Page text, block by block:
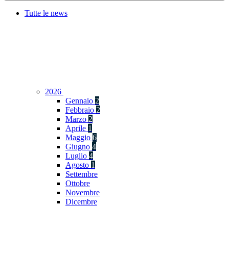
Tutte le news
2026
Gennaio 2
Febbraio 2
Marzo 2
Aprile 1
Maggio 6
Giugno 4
Luglio 4
Agosto 1
Settembre
Ottobre
Novembre
Dicembre